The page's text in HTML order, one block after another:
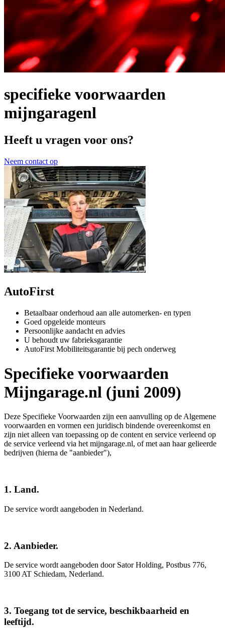
specifieke voorwaarden
mijngaragenl
Heeft u vragen voor ons?
Neem contact op
AutoFirst
Betaalbaar onderhoud aan alle automerken- en typen
Goed opgeleide monteurs
Persoonlijke aandacht en advies
U behoudt uw fabrieksgarantie
AutoFirst Mobiliteitsgarantie bij pech onderweg
Specifieke voorwaarden
Mijngarage.nl (juni 2009)
Deze Specifieke Voorwaarden zijn een aanvulling op de Algemene
voorwaarden en vormen een juridisch bindende overeenkomst en
zijn niet alleen van toepassing op de content en service verleend op
de service verleend via het mijngarage.nl, of met aan haar gelieerde
bedrijven (hierna de "aanbieder"),
1. Land.
De service wordt aangeboden in Nederland.
2. Aanbieder.
De service wordt aangeboden door Sator Holding, Postbus 776,
3100 AT Schiedam, Nederland.
3. Toegang tot de service, beschikbaarheid en
leeftijd.